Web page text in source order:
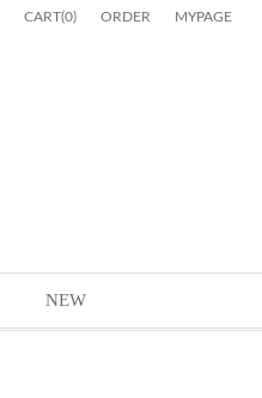
CART(0) ORDER MYPAGE
NEW